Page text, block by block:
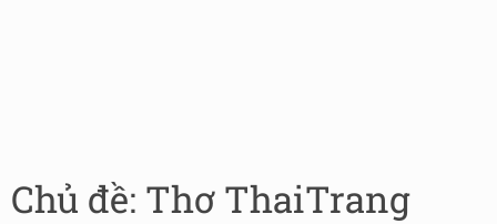
Chủ đề: Thơ ThaiTrang